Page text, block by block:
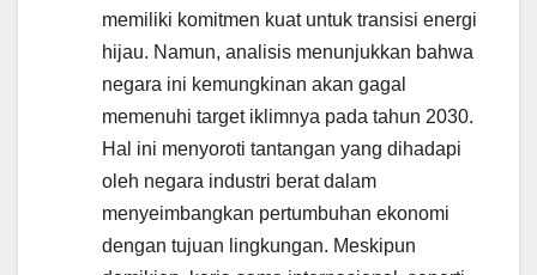
memiliki komitmen kuat untuk transisi energi
hijau. Namun, analisis menunjukkan bahwa
negara ini kemungkinan akan gagal
memenuhi target iklimnya pada tahun 2030.
Hal ini menyoroti tantangan yang dihadapi
oleh negara industri berat dalam
menyeimbangkan pertumbuhan ekonomi
dengan tujuan lingkungan. Meskipun